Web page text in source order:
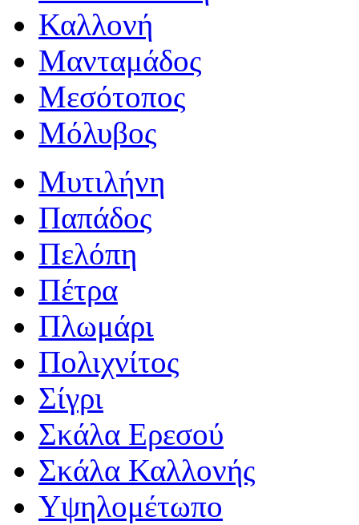
Καλλονή
Μανταμάδος
Μεσότοπος
Μόλυβος
Μυτιλήνη
Παπάδος
Πελόπη
Πέτρα
Πλωμάρι
Πολιχνίτος
Σίγρι
Σκάλα Ερεσού
Σκάλα Καλλονής
Υψηλομέτωπο